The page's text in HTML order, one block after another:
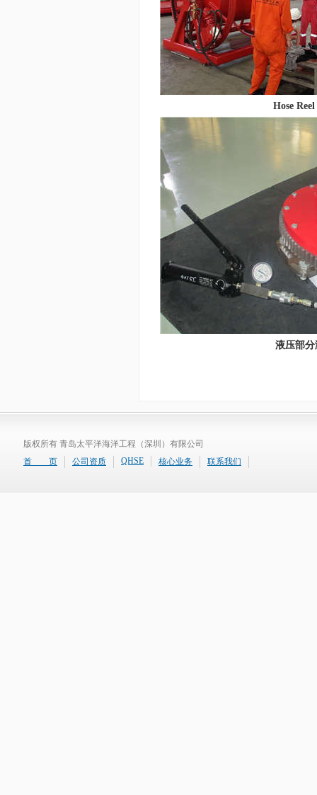
Hose
液压部分
首 页 公司资质 QHSE 核心业务 联系我们
版权所有 青岛太平洋海洋工程（深圳）有限公司